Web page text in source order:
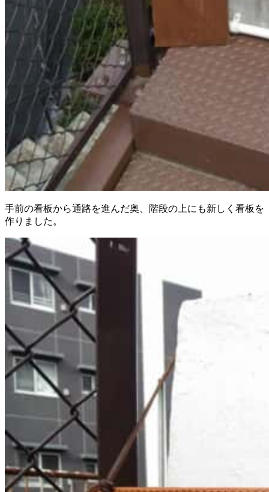
手前の看板から通路を進んだ奥、階段の上にも新しく看板を
作りました。